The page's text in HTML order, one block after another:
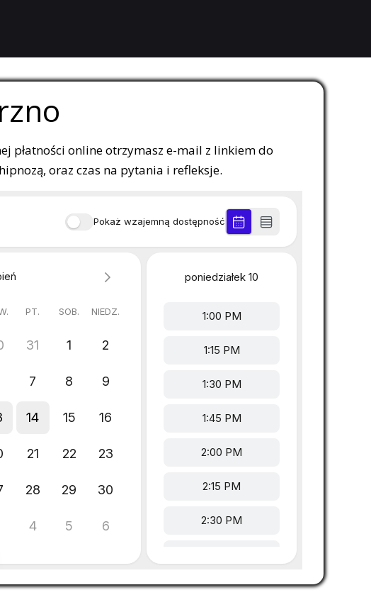
płatności online otrzymasz e-mail z linkiem do
oraz czas na pytania i refleksje.